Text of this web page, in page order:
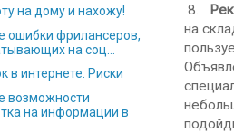
8.
на
на дому и нахожу!
ошибки фрилансеров,
на соц...
в интернете. Риски
возможности
на информации в